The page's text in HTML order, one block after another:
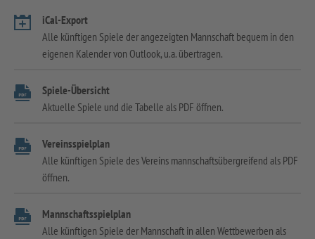
iCal-Export
Alle künftigen Spiele der angezeigten Mannschaft bequem in den
eigenen Kalender von Outlook, u.a. übertragen.
Spiele-Übersicht
Aktuelle Spiele und die Tabelle als PDF öffnen.
Vereinsspielplan
Alle künftigen Spiele des Vereins mannschaftsübergreifend als PDF
öffnen.
Mannschaftsspielplan
Alle künftigen Spiele der Mannschaft in allen Wettbewerben als